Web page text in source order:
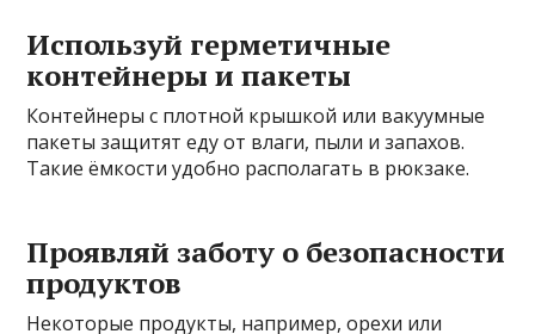
Используй герметичные
контейнеры и пакеты
Контейнеры с плотной крышкой или вакуумные
пакеты защитят еду от влаги, пыли и запахов.
Такие ёмкости удобно располагать в рюкзаке.
Проявляй заботу о безопасности
продуктов
Некоторые продукты, например, орехи или